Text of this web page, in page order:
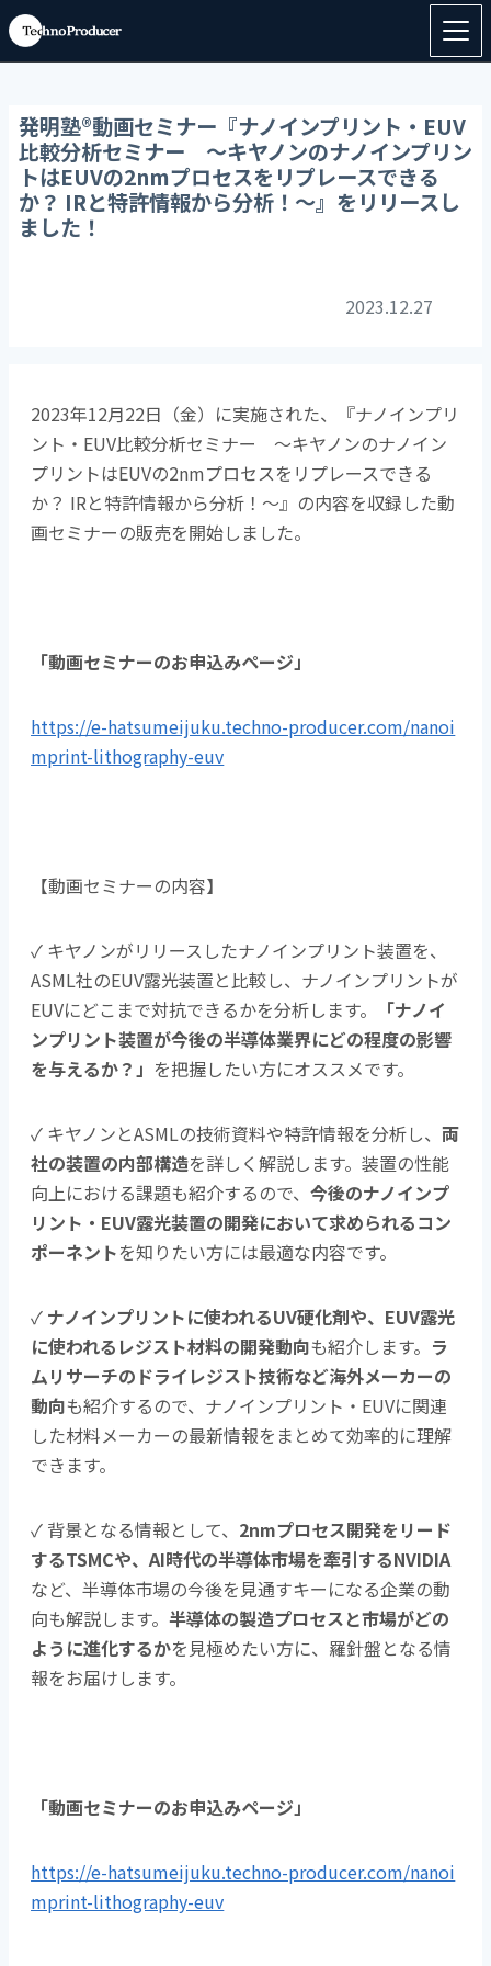
発明塾®動画セミナー『ナノインプリント・EUV
比較分析セミナー ～キヤノンのナノインプリン
トはEUVの2nmプロセスをリプレースできる
か？ IRと特許情報から分析！～』をリリースし
ました！
2023.12.27
2023年12月22日（金）に実施された、『ナノインプリ
ント・EUV比較分析セミナー ～キヤノンのナノイン
プリントはEUVの2nmプロセスをリプレースできる
か？ IRと特許情報から分析！～』の内容を収録した動
画セミナーの販売を開始しました。
「動画セミナーのお申込みページ」
https://e-hatsumeijuku.techno-producer.com/nanoi
mprint-lithography-euv
【動画セミナーの内容】
✓ キヤノンがリリースしたナノインプリント装置を、
ASML社のEUV露光装置と比較し、ナノインプリントが
EUVにどこまで対抗できるかを分析します。
「ナノイ
ンプリント装置が今後の半導体業界にどの程度の影響
を与えるか？」 を把握したい方にオススメです。
✓ キヤノンとASMLの技術資料や特許情報を分析し、両
社の装置の内部構造を詳しく解説します。装置の性能
向上における課題も紹介するので、今後のナノインプ
リント・EUV露光装置の開発において求められるコン
ポーネントを知りたい方には最適な内容です。
✓ ナノインプリントに使われるUV硬化剤や、EUV露光
に使われるレジスト材料の開発動向も紹介します。 ラ
ムリサーチのドライレジスト技術など海外メーカーの
動向も紹介するので、ナノインプリント・EUVに関連
した材料メーカーの最新情報をまとめて効率的に理解
できます。
✓ 背景となる情報として、 2nmプロセス開発をリード
するTSMCや、AI時代の半導体市場を牽引するNVIDIA
など、半導体市場の今後を見通すキーになる企業の動
向も解説します。半導体の製造プロセスと市場がどの
ように進化するかを見極めたい方に、羅針盤となる情
報をお届けします。
「動画セミナーのお申込みページ」
https://e-hatsumeijuku.techno-producer.com/nanoi
mprint-lithography-euv